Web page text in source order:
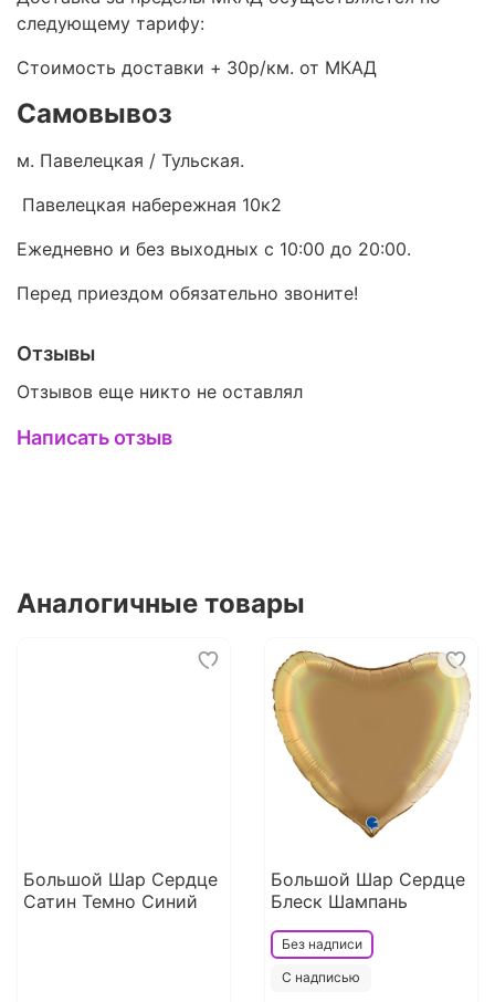
следующему тарифу:
Стоимость доставки + 30р/км. от МКАД
Самовывоз
м. Павелецкая / Тульская.
Павелецкая набережная 10к2
Ежедневно и без выходных с 10:00 до 20:00.
Перед приездом обязательно звоните!
Отзывы
Отзывов еще никто не оставлял
Написать отзыв
Аналогичные товары
Большой Шар Сердце
Сатин Темно Синий
Большой Шар Сердце
Блеск Шампань
Без надписи
С надписью